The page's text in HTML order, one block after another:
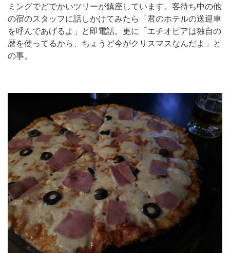
ミングでどでかいツリーが鎮座しています。客待ち中の他
の宿のスタッフに話しかけてみたら「君のホテルの送迎車
を呼んであげるよ」と即電話。更に「エチオピアは独自の
暦を使ってるから、ちょうど今がクリスマスなんだよ」と
の事。